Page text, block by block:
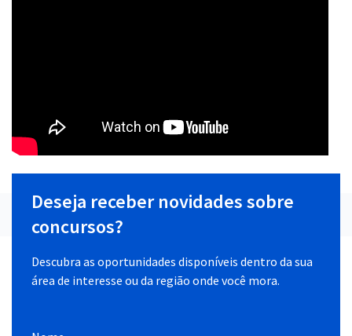
Deseja receber novidades sobre
concursos?
Descubra as oportunidades disponíveis dentro da sua
área de interesse ou da região onde você mora.